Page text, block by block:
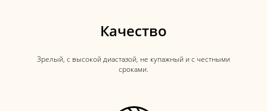
Качество
Зрелый, с высокой диастазой, не купажный и с честными
сроками.